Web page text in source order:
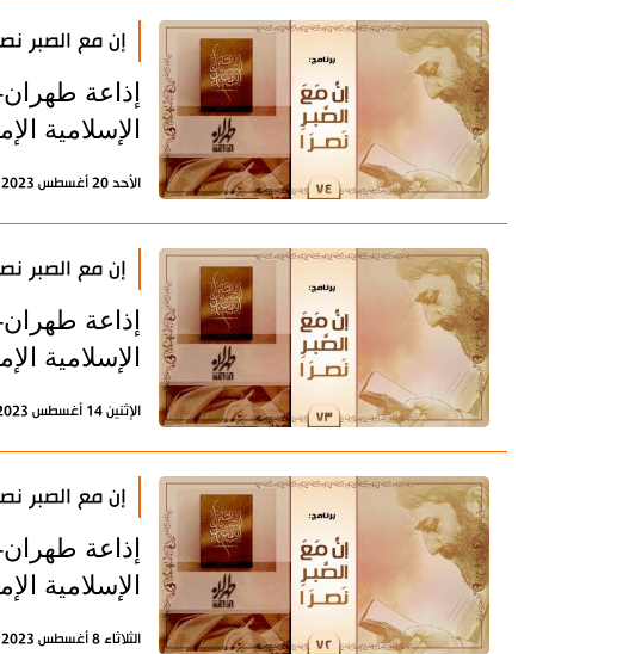
إن مع الصبر
إذاعة
الإسلامية
الأحد 20 أغسطس 2023 - 12:00 بتوقيت طهران
إن مع الصبر
إذاعة
الإسلامية
الإثنين 14 أغسطس 2023 - 12:07 بتوقيت طهران
إن مع الصبر
إذاعة
الإسلامية
الثلاثاء 8 أغسطس 2023 - 11:32 بتوقيت طهران